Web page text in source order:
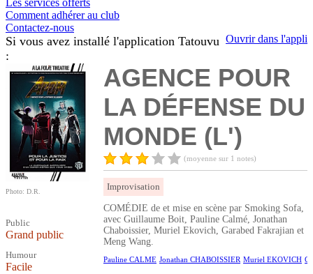
Les services offerts
Comment adhérer au club
Contactez-nous
Ouvrir dans l'appli
Si vous avez installé l'application Tatouvu
:
Photo: D.R.
Public
Grand public
Humour
Facile
AGENCE POUR
LA DÉFENSE DU
MONDE (L')
(moyenne sur 1 notes)
Improvisation
COMÉDIE de et mise en scène par Smoking Sofa,
avec Guillaume Boit, Pauline Calmé, Jonathan
Chaboissier, Muriel Ekovich, Garabed Fakrajian et
Meng Wang.
Pauline CALME Jonathan CHABOISSIER Muriel EKOVICH